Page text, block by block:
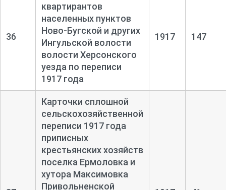
36
квартирантов
населенных пунктов
Ново-Бугской и других
Ингульской волости
волости Херсонского
уезда по переписи
1917 года
1917 147
Карточки сплошной
сельскохозяйственной
переписи 1917 года
приписных
крестьянских хозяйств
поселка Ермоловка и
хутора Максимовка
Привольненской